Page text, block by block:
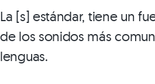
La [s] estándar, tiene un
de los sonidos más
lenguas.